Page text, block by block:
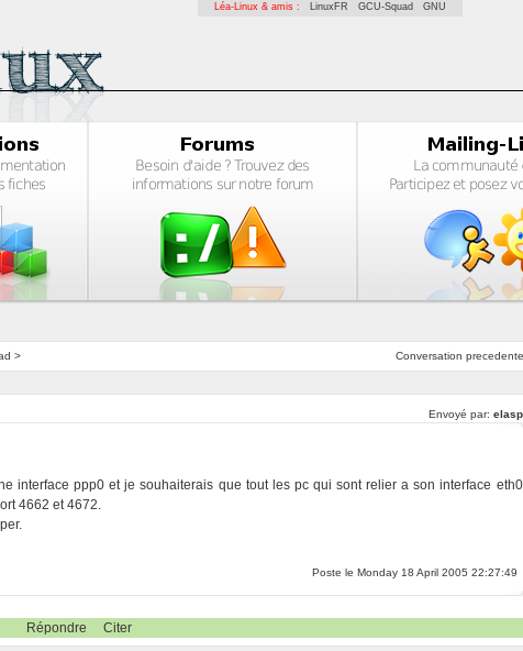
Léa-Linux & amis : LinuxFR GCU-Squad GNU
Conversation precedente
>
Envoyé par:
interface ppp0 et je souhaiterais que tout les pc qui sont relier a son interface eth0
4662 et 4672.
Poste le Monday 18 April 2005 22:27:49
Répondre Citer